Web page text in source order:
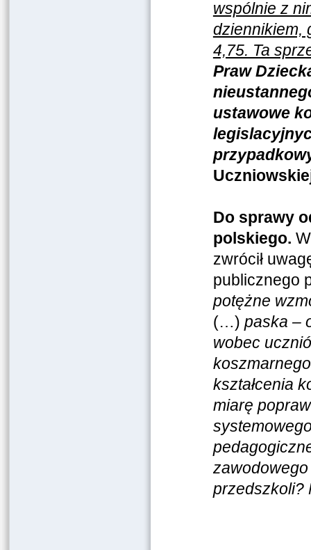
wspólnie z
dziennikiem,
4,75. Ta
Praw
ustawowe
Do sprawy
polskiego.
zwrócił
publicznego
potężne
(…) paska –
wobec
kształcenia
miarę
przedszkoli?